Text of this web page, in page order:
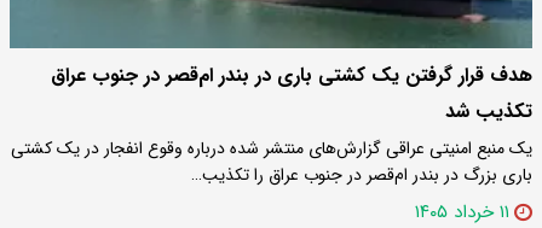
هدف قرار گرفتن یک کشتی باری در بندر ام‌قصر در جنوب عراق
تکذیب شد
یک منبع امنیتی عراقی گزارش‌های منتشر شده درباره وقوع انفجار در یک کشتی
باری بزرگ در بندر ام‌قصر در جنوب عراق را تکذیب…
۱۱ خرداد ۱۴۰۵